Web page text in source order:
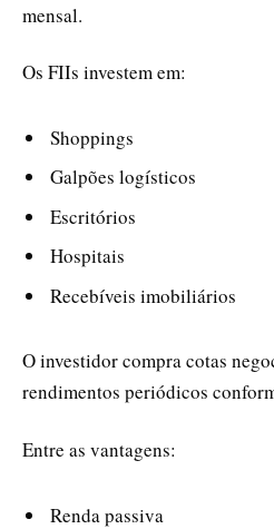
mensal.
Os FIIs investem em:
Shoppings
Galpões logísticos
Escritórios
Hospitais
Recebíveis imobiliários
O investidor compra cotas
rendimentos periódicos
Entre as vantagens:
Renda passiva